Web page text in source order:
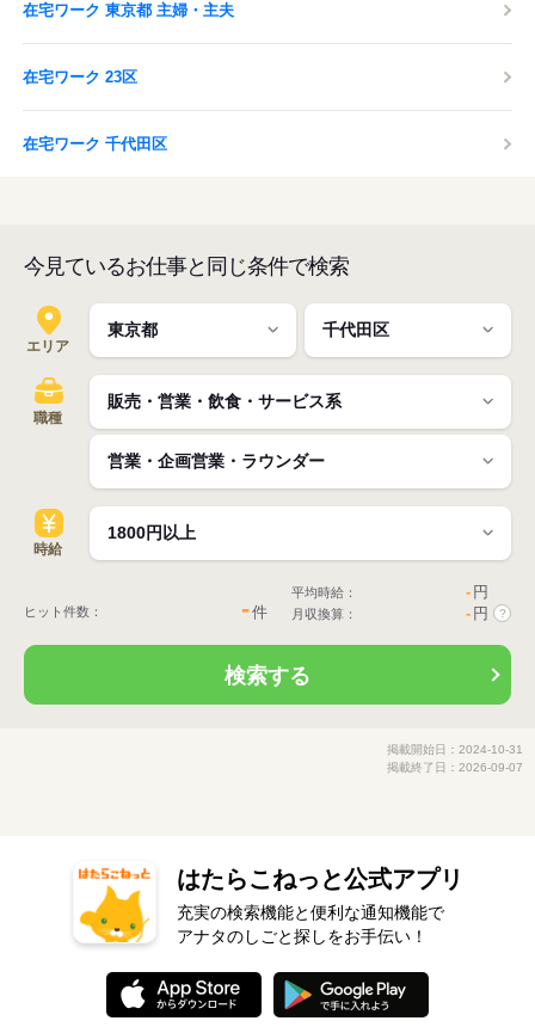
在宅ワーク 東京都 主婦・主夫
在宅ワーク 23区
在宅ワーク 千代田区
今見ているお仕事と同じ条件で検索
エリア
職種
時給
ヒット件数： -件
平均時給： - 円
月収換算： - 円 ?
検索する
掲載開始日：2024-10-31
掲載終了日：2026-09-07
はたらこねっと公式アプリ
充実の検索機能と便利な通知機能で
アナタのしごと探しをお手伝い！